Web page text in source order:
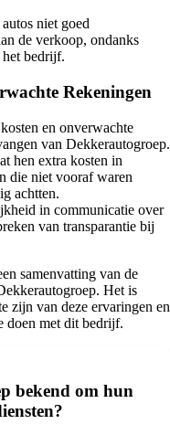
niet goed
de verkoop, ondanks
bedrijf.
Rekeningen
en onverwachte
van Dekkerautogroep.
hen extra kosten in
die niet vooraf waren
achtten.
in communicatie over
van transparantie bij
samenvatting van de
Het is
zijn van deze ervaringen en
doen met dit bedrijf.
bekend om hun